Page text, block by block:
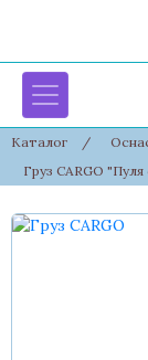
Каталог /
Груз CARGO